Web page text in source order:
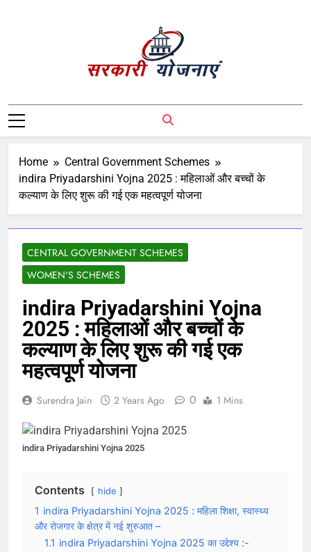
Sarkari Yojnaye
सरकारी योजनाएं | Central Government
Schemes | State Government Schemes |
PM Modi Schemes | Place To Find All The
Central And State Government Schemes
Home
Central Government Schemes
indira Priyadarshini Yojna 2025 : महिलाओं और बच्चों के
कल्याण के लिए शुरू की गई एक महत्वपूर्ण योजना
CENTRAL GOVERNMENT SCHEMES
WOMEN'S SCHEMES
indira Priyadarshini Yojna
2025 : महिलाओं और बच्चों के
कल्याण के लिए शुरू की गई एक
महत्वपूर्ण योजना
Surendra Jain 2 Years Ago 0 1 Mins
indira Priyadarshini Yojna 2025
Contents hide
1 indira Priyadarshini Yojna 2025 : महिला शिक्षा, स्वास्थ्य
और रोजगार के क्षेत्र में नई शुरुआत –
1.1 indira Priyadarshini Yojna 2025 का उद्देश्य :-